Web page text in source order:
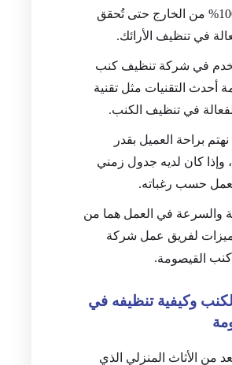
بنسبة 100% من الخارج حتى تُحقق
في تنظيف الأرائك.
في شركة تنظيف كنب
أحدث التقنيات مثل تقنية
الفعالة في تنظيف الكنب.
براحة العميل بقدر
وإذا كان لديه جدول زمني
حسب رغباته.
والسرعة في العمل هما من
لفريق عمل شركة
القيصومة.
الكنب وكيفية تنظيفه في
من الأثاث المنزلي الذي